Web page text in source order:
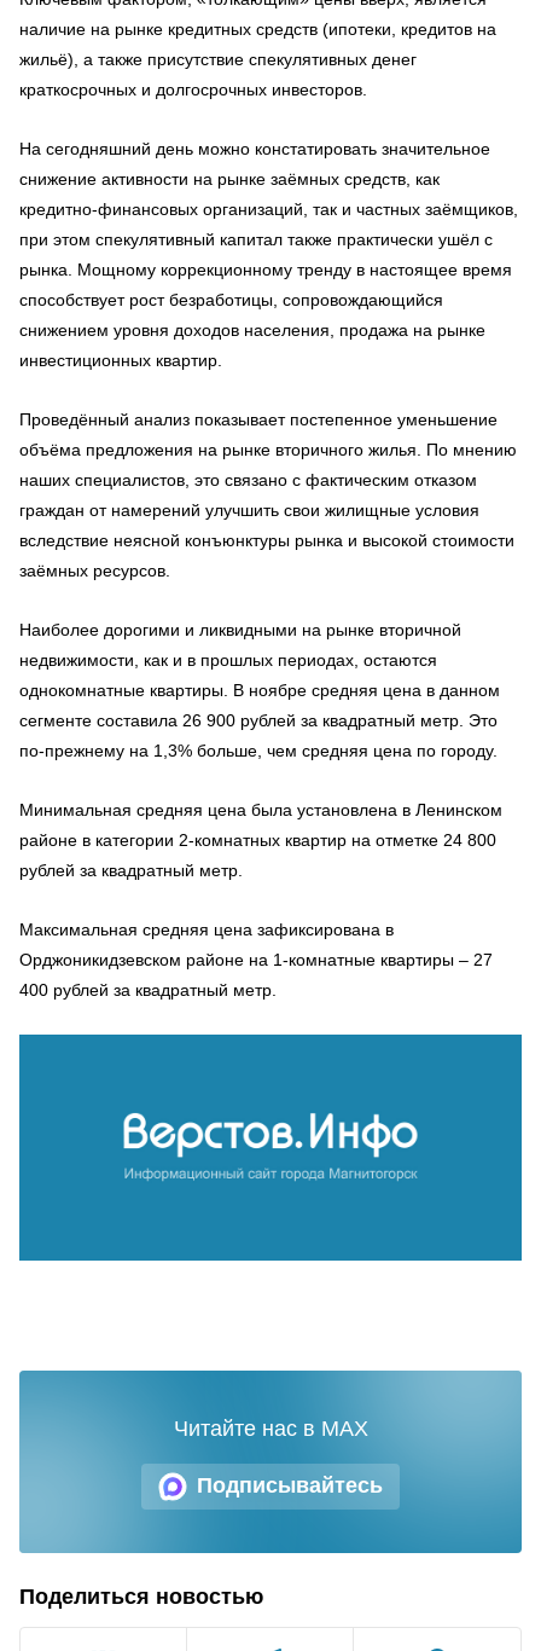
наличие на рынке кредитных средств (ипотеки, кредитов на
жильё), а также присутствие спекулятивных денег
краткосрочных и долгосрочных инвесторов.
На сегодняшний день можно констатировать значительное
снижение активности на рынке заёмных средств, как
кредитно-финансовых организаций, так и частных заёмщиков,
при этом спекулятивный капитал также практически ушёл с
рынка. Мощному коррекционному тренду в настоящее время
способствует рост безработицы, сопровождающийся
снижением уровня доходов населения, продажа на рынке
инвестиционных квартир.
Проведённый анализ показывает постепенное уменьшение
объёма предложения на рынке вторичного жилья. По мнению
наших специалистов, это связано с фактическим отказом
граждан от намерений улучшить свои жилищные условия
вследствие неясной конъюнктуры рынка и высокой стоимости
заёмных ресурсов.
Наиболее дорогими и ликвидными на рынке вторичной
недвижимости, как и в прошлых периодах, остаются
однокомнатные квартиры. В ноябре средняя цена в данном
сегменте составила 26 900 рублей за квадратный метр. Это
по-прежнему на 1,3% больше, чем средняя цена по городу.
Минимальная средняя цена была установлена в Ленинском
районе в категории 2-комнатных квартир на отметке 24 800
рублей за квадратный метр.
Максимальная средняя цена зафиксирована в
Орджоникидзевском районе на 1-комнатные квартиры – 27
400 рублей за квадратный метр.
Подписывайтесь
Читайте нас в MAX
Поделиться новостью